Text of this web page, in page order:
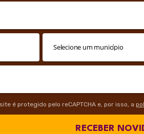
é protegido pelo reCAPTCHA e, por isso, a
RECEBER